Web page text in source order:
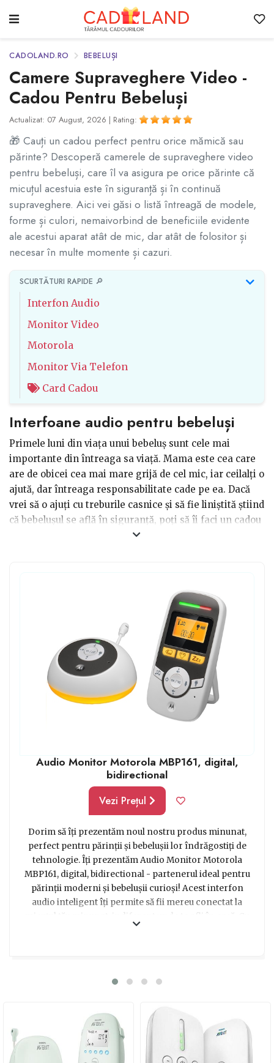
CADOLAND.RO BEBELUȘI
Camere Supraveghere Video -
Cadou Pentru Bebeluși
Actualizat: 07 August, 2026 | Rating:
🎁 Cauți un cadou perfect pentru orice mămică sau
părinte? Descoperă camerele de supraveghere video
pentru bebeluși, care îl va asigura pe orice părinte că
micuțul acestuia este în siguranță și în continuă
supraveghere. Aici vei găsi o listă întreagă de modele,
forme și culori, nemaivorbind de beneficiile evidente
ale acestui aparat atât de mic, dar atât de folositor și
necesar în multe momente și cazuri.
SCURTĂTURI RAPIDE 🔎
Interfon Audio
Monitor Video
Motorola
Monitor Via Telefon
Card Cadou
Interfoane audio pentru bebeluși
Primele luni din viața unui bebeluș sunt cele mai
importante din întreaga sa viață. Mama este cea care
are de obicei cea mai mare grijă de cel mic, iar ceilalți o
ajută, dar întreaga responsabilitate cade pe ea. Dacă
vrei să o ajuți cu treburile casnice și să fie liniștită știind
că bebelușul se află în siguranță, poți să îi faci un cadou
inedit, util și interesant și anume: interfoane audio
independență în această perioadă obositoare.
Audio Monitor Motorola MBP161, digital,
bidirectional
Vezi Prețul
Dorim să îți prezentăm noul nostru produs minunat,
perfect pentru părinții și bebelușii lor îndrăgostiți de
tehnologie. Îți prezentăm Audio Monitor Motorola
MBP161, digital, bidirectional - partenerul ideal pentru
părinții moderni și bebelușii curioși! Acest interfon
audio inteligent îți permite să fii mereu conectat la
micuțul tău minunat, indiferent unde te afli în casă. Cu
melodie dulce pentru a-l ajuta să adorme. Designul
permite să îl iei oriunde mergi în casă, astfel încât să te
simți mereu aproape de cel mic. Cu acest cadou special,
vei oferi nu doar siguranță și confort părinților, ci și
multă bucurie și momente de neuitat alături de bebelușul